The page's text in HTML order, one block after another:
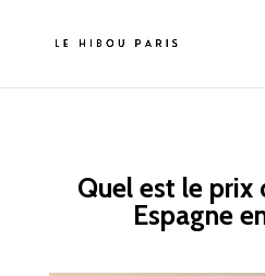
Quel est le prix
Espagne